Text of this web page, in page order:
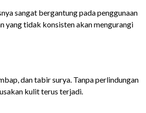
sangat bergantung pada penggunaan
yang tidak konsisten akan mengurangi
dan tabir surya. Tanpa perlindungan
kulit terus terjadi.